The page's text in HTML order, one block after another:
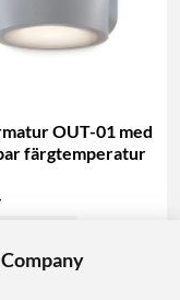
OUT-01 med
färgtemperatur
färgtemperatur
K